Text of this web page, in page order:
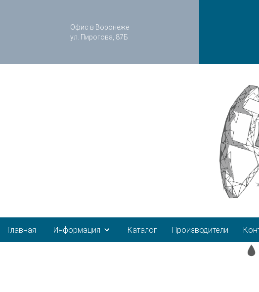
Офис в Воронеже
ул. Пирогова, 87Б
Главная Информация Каталог Производители